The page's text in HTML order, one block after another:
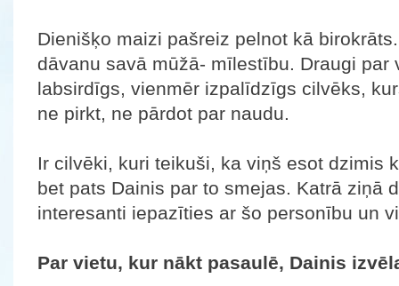
Dienišķo maizi pašreiz pelnot kā
dāvanu savā mūžā- mīlestību. Draugi par
labsirdīgs, vienmēr izpalīdzīgs cilvēks,
ne pirkt, ne pārdot par naudu.
Ir cilvēki, kuri teikuši, ka viņš esot dzimis
bet pats Dainis par to smejas. Katrā ziņā
interesanti iepazīties ar šo personību un
Par vietu, kur nākt pasaulē, Dainis